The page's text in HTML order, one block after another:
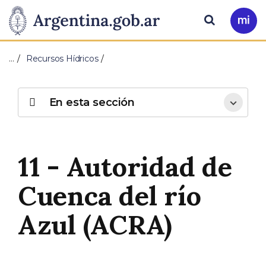
Presidencia
de
Nación
Pasar al contenido principal
Ir
a
Buscar
… Recursos Hídricos
11 - Autoridad de
Cuenca del río
Azul (ACRA)
En esta sección